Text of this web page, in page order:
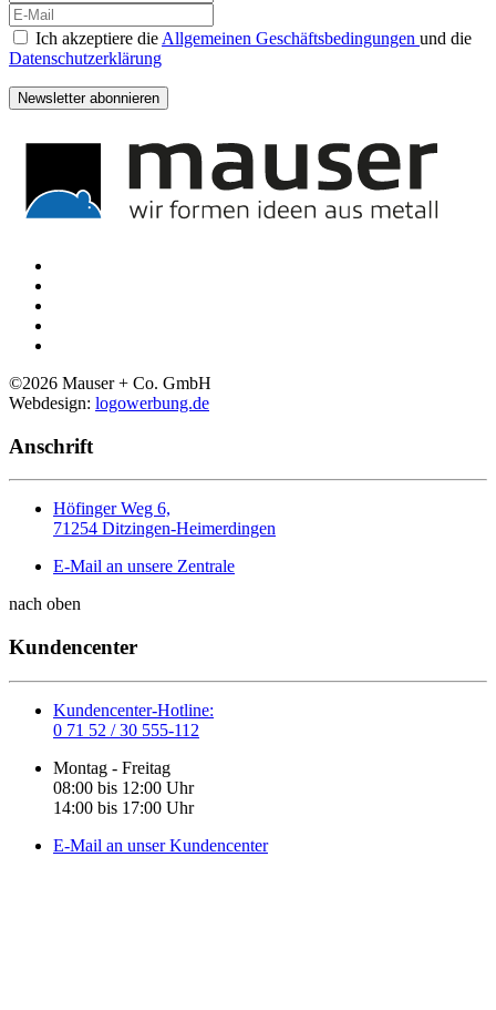
Ich akzeptiere die Allgemeinen Geschäftsbedingungen und die
Datenschutzerklärung
Newsletter abonnieren
©2026 Mauser + Co. GmbH
Webdesign: logowerbung.de
Anschrift
Höfinger Weg 6,
71254 Ditzingen-Heimerdingen
E-Mail an unsere Zentrale
nach oben
Kundencenter
Kundencenter-Hotline:
0 71 52 / 30 555-112
Montag - Freitag
08:00 bis 12:00 Uhr
14:00 bis 17:00 Uhr
E-Mail an unser Kundencenter